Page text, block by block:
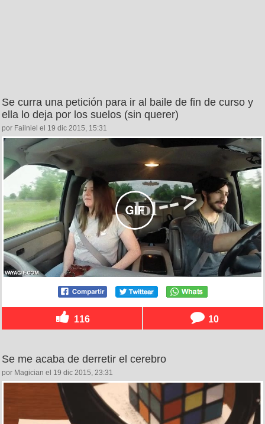
Se curra una petición para ir al baile de fin de curso y
ella lo deja por los suelos (sin querer)
por Failniel el 19 dic 2015, 15:31
116 10
Se me acaba de derretir el cerebro
por Magician el 19 dic 2015, 23:31